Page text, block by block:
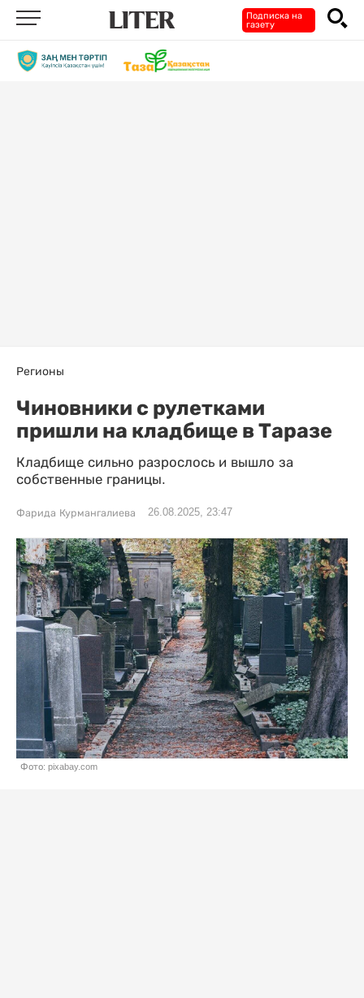
Подписка на
газету
Регионы
Чиновники с рулетками
пришли на кладбище в Таразе
Кладбище сильно разрослось и вышло за
собственные границы.
Фарида Курмангалиева 26.08.2025, 23:47
Фото: pixabay.com